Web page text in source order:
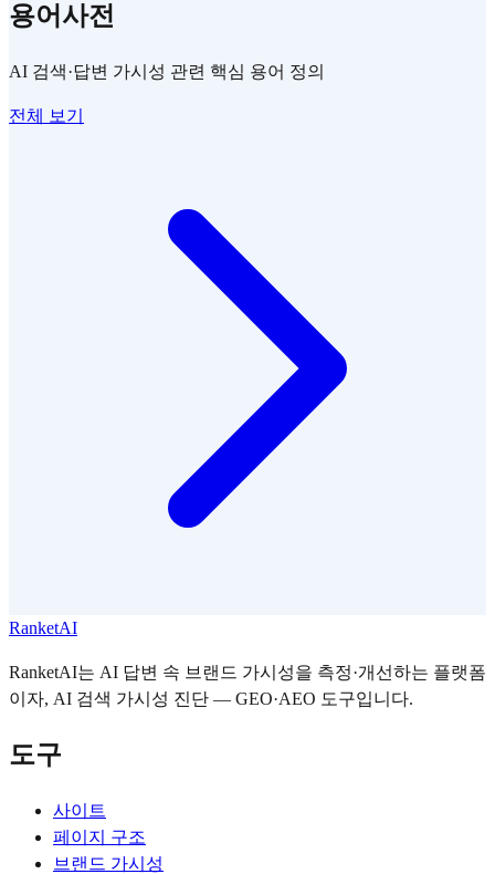
용어사전
AI 검색·답변 가시성 관련 핵심 용어 정의
전체 보기
RanketAI
RanketAI는 AI 답변 속 브랜드 가시성을 측정·개선하는 플랫폼
이자, AI 검색 가시성 진단 — GEO·AEO 도구입니다.
도구
사이트
페이지 구조
브랜드 가시성